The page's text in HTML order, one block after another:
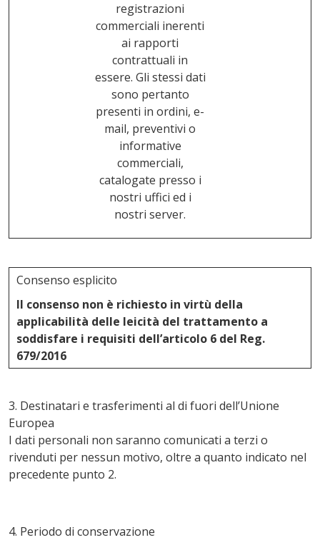
registrazioni
commerciali inerenti
ai rapporti
contrattuali in
essere. Gli stessi dati
sono pertanto
presenti in ordini, e-
mail, preventivi o
informative
commerciali,
catalogate presso i
nostri uffici ed i
nostri server.
Consenso esplicito
Il consenso non è richiesto in virtù della
applicabilità delle leicità del trattamento a
soddisfare i requisiti dell’articolo 6 del Reg.
679/2016
3. Destinatari e trasferimenti al di fuori dell’Unione
Europea
I dati personali non saranno comunicati a terzi o
rivenduti per nessun motivo, oltre a quanto indicato nel
precedente punto 2.
4. Periodo di conservazione